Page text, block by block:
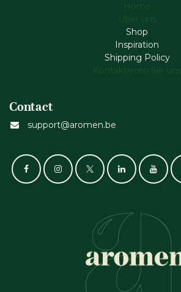
Home
Über uns
Shop
Inspiration
Shipping Policy
Kontaktieren Sie uns
Contact
support@aromen.be